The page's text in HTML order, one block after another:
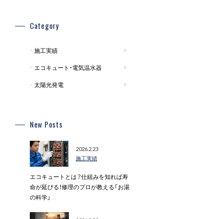
Category
施工実績
エコキュート・電気温水器
太陽光発電
New Posts
2026.2.23
施工実績
エコキュートとは？仕組みを知れば寿
命が延びる！修理のプロが教える「お湯
の科学」